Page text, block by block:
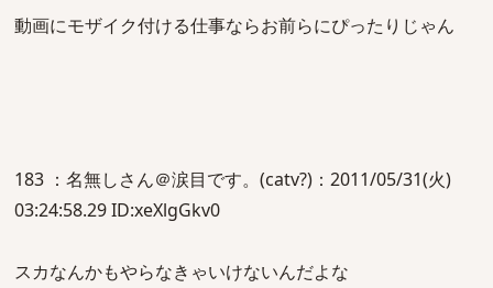
動画にモザイク付ける仕事ならお前らにぴったりじゃん
183 ：名無しさん＠涙目です。(catv?)：2011/05/31(火)
03:24:58.29 ID:xeXlgGkv0
スカなんかもやらなきゃいけないんだよな